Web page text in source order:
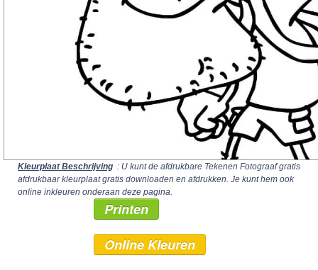
Kleurplaat Beschrijving : U kunt de afdrukbare Tekenen Fotograaf gratis
afdrukbaar kleurplaat gratis downloaden en afdrukken. Je kunt hem ook
online inkleuren onderaan deze pagina.
Printen
Online Kleuren